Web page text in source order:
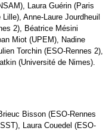
Laura Guérin (Paris
Anne-Laure Jourdheuil
2), Béatrice Mésini
Miot (UPEM), Nadine
Torchin (ESO-Rennes 2),
(Université de Nimes).
Bisson (ESO-Rennes
Laura Couedel (ESO-